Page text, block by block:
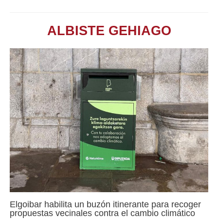
ALBISTE GEHIAGO
Elgoibar habilita un buzón itinerante para recoger
propuestas vecinales contra el cambio climático